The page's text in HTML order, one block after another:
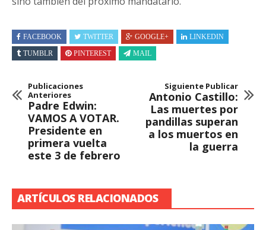
FACEBOOK TWITTER GOOGLE+
LINKEDIN
TUMBLR
PINTEREST MAIL
Publicaciones
Anteriores
Padre Edwin:
VAMOS A VOTAR.
Presidente en
primera vuelta
este 3 de febrero
Siguiente Publicar
Antonio Castillo:
Las muertes por
pandillas superan
a los muertos en
la guerra
ARTÍCULOS RELACIONADOS